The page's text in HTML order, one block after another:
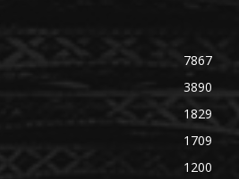
7867
3890
1829
1709
1200